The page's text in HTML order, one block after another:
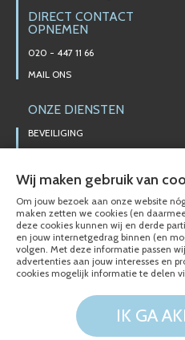
DIRECT CONTACT
OPNEMEN
020 - 447 11 66
MAIL ONS
ONZE DIENSTEN
BEVEILIGING
ALARMINSTALLATIES
NOODVERLICHTING
VERLICHTINGSTECHNIEKEN
DOMOTICA SYSTEMEN/KNX
VIDEO INTERCOM
© Electro-Technisch
Wij maken gebruik van
Om jouw bezoek aan onze website
maken zetten we cookies (en
deze cookies kunnen wij en derde
en jouw internetgedrag binnen (en
volgen. Met deze informatie passen
advertenties aan jouw interesses en
cookies mogelijk informatie te delen
IK GA